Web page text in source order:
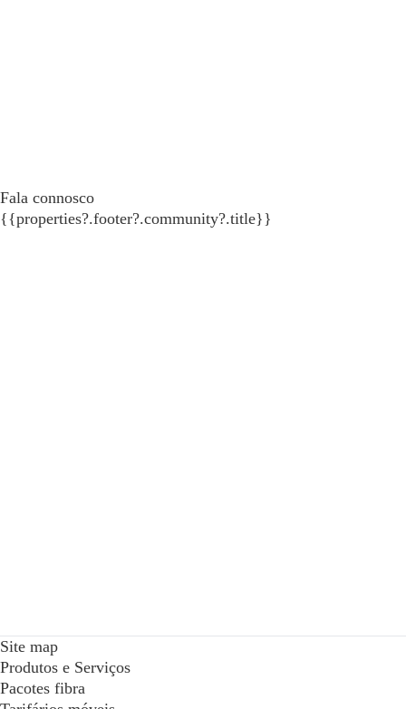
Fala connosco
{{properties?.footer?.community?.title}}
Site map
Produtos e Serviços
Pacotes fibra